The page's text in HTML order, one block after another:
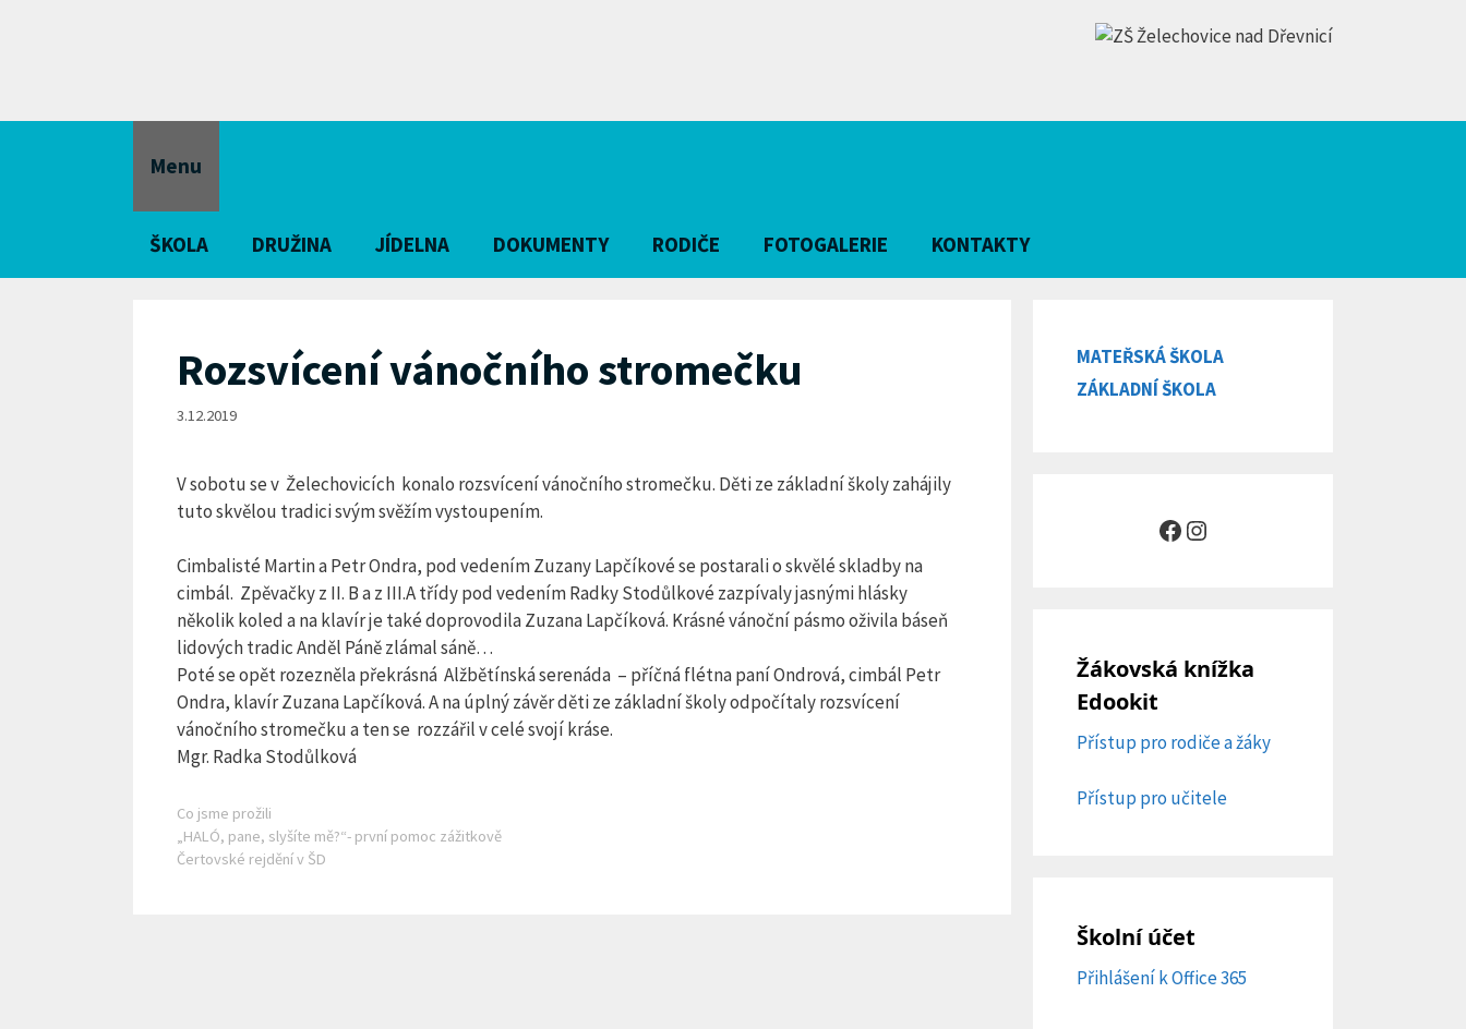
Menu
ŠKOLA DRUŽINA JÍDELNA DOKUMENTY RODIČE FOTOGALERIE KONTAKTY
Rozsvícení vánočního stromečku
3.12.2019
V sobotu se v Želechovicích konalo rozsvícení vánočního stromečku. Děti ze základní školy zahájily
tuto skvělou tradici svým svěžím vystoupením.
Cimbalisté Martin a Petr Ondra, pod vedením Zuzany Lapčíkové se postarali o skvělé skladby na
cimbál. Zpěvačky z II. B a z III.A třídy pod vedením Radky Stodůlkové zazpívaly jasnými hlásky
několik koled a na klavír je také doprovodila Zuzana Lapčíková. Krásné vánoční pásmo oživila báseň
lidových tradic Anděl Páně zlámal sáně…
Poté se opět rozezněla překrásná Alžbětínská serenáda – příčná flétna paní Ondrová, cimbál Petr
Ondra, klavír Zuzana Lapčíková. A na úplný závěr děti ze základní školy odpočítaly rozsvícení
vánočního stromečku a ten se rozzářil v celé svojí kráse.
Mgr. Radka Stodůlková
Rubriky
Co jsme prožili
„HALÓ, pane, slyšíte mě?“- první pomoc zážitkově
Čertovské rejdění v ŠD
MATEŘSKÁ ŠKOLA
ZÁKLADNÍ ŠKOLA
Facebook
Instagram
Žákovská knížka
Edookit
Přístup pro rodiče a žáky
Přístup pro učitele
Školní účet
Přihlášení k Office 365